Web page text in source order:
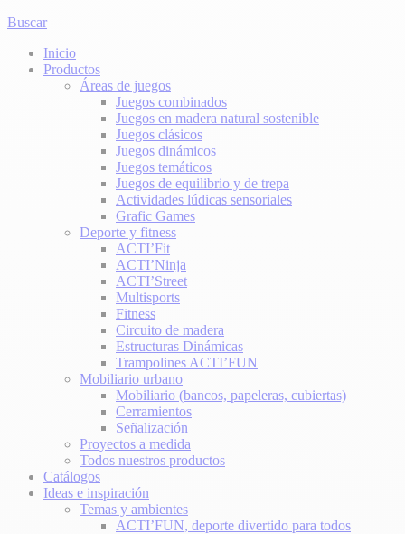
Buscar
Inicio
Productos
Áreas de juegos
Juegos combinados
Juegos en madera natural sostenible
Juegos clásicos
Juegos dinámicos
Juegos temáticos
Juegos de equilibrio y de trepa
Actividades lúdicas sensoriales
Grafic Games
Deporte y fitness
ACTI’Fit
ACTI’Ninja
ACTI’Street
Multisports
Fitness
Circuito de madera
Estructuras Dinámicas
Trampolines ACTI’FUN
Mobiliario urbano
Mobiliario (bancos, papeleras, cubiertas)
Cerramientos
Señalización
Proyectos a medida
Todos nuestros productos
Catálogos
Ideas e inspiración
Temas y ambientes
ACTI’FUN, deporte divertido para todos